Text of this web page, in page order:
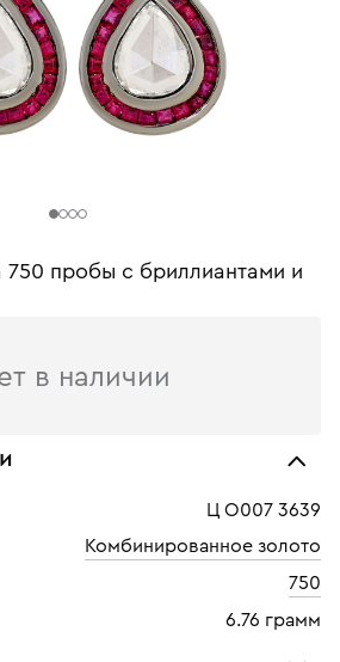
750 пробы с бриллиантами и
в наличии
Ц О007 3639
Комбинированное золото
750
6.76 грамм